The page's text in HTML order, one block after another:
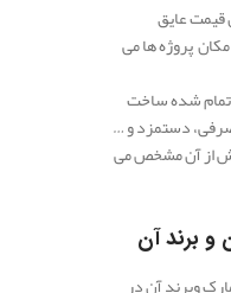
قیمت عایق
پروژه ها می
شده ساخت
مصرفی، دستمزد و …
از آن مشخص می
وبرند آن در